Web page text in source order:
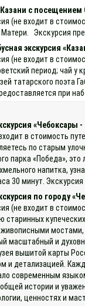
Казани с
(не входит в
Экскурсия
экскурсия
(не входит в
период; чай
татарского поэта
при
в стоимость
по старым
парка «Победа»,
напитка,
30 минут.
по городу
(не входит в
старинных
живописными
масштабный и
вышитой карты
и детализацией.
современным
истории и
ценностях и